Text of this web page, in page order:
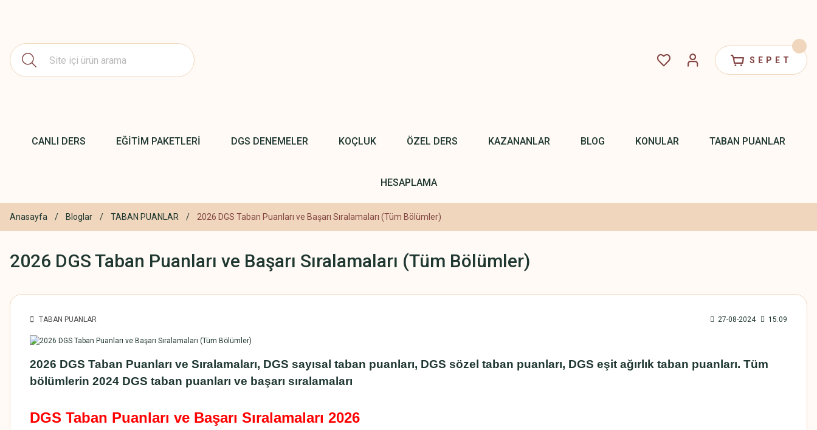
SEPET
CANLI DERS EĞİTİM PAKETLERİ DGS DENEMELER KOÇLUK ÖZEL DERS KAZANANLAR BLOG KONULAR TABAN PUANLAR
HESAPLAMA
Anasayfa Bloglar TABAN PUANLAR 2026 DGS Taban Puanları ve Başarı Sıralamaları (Tüm Bölümler)
2026 DGS Taban Puanları ve Başarı Sıralamaları (Tüm Bölümler)
TABAN PUANLAR 27-08-2024 15:09
2026 DGS Taban Puanları ve Sıralamaları, DGS sayısal taban puanları, DGS sözel taban puanları, DGS eşit ağırlık taban puanları. Tüm
bölümlerin 2024 DGS taban puanları ve başarı sıralamaları
DGS Taban Puanları ve Başarı Sıralamaları 2026